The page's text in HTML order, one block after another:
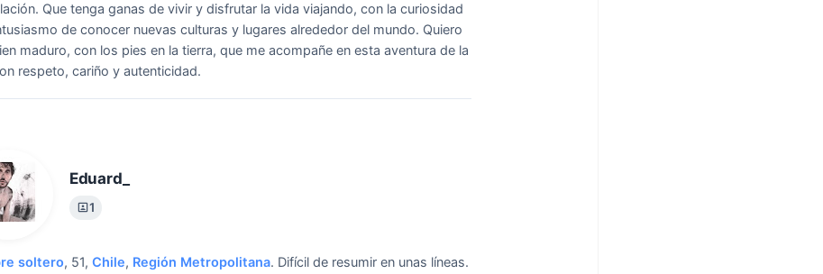
Que tenga ganas de vivir y disfrutar la vida viajando, con la curiosidad
de conocer nuevas culturas y lugares alrededor del mundo. Quiero
maduro, con los pies en la tierra, que me acompañe en esta aventura de la
respeto, cariño y autenticidad.
Eduard_
1
soltero, 51, Chile, Región Metropolitana. Difícil de resumir en unas líneas.